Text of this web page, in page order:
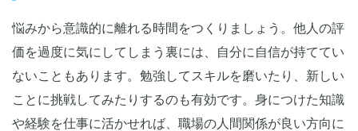
悩みから意識的に離れる時間をつくりましょう。他人の評
価を過度に気にしてしまう裏には、自分に自信が持ててい
ないこともあります。勉強してスキルを磨いたり、新しい
ことに挑戦してみたりするのも有効です。身につけた知識
や経験を仕事に活かせれば、職場の人間関係が良い方向に